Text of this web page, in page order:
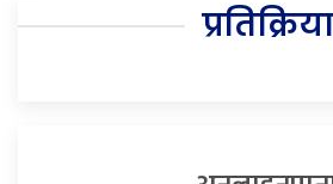
प्रतिक्रिया